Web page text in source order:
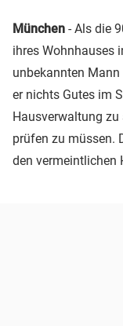
München - Als die
ihres Wohnhauses
unbekannten
er nichts Gutes im
Hausverwaltung
prüfen zu müssen.
den vermeintlichen